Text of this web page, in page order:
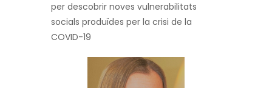
per descobrir noves vulnerabilitats
socials produïdes per la crisi de la
COVID-19